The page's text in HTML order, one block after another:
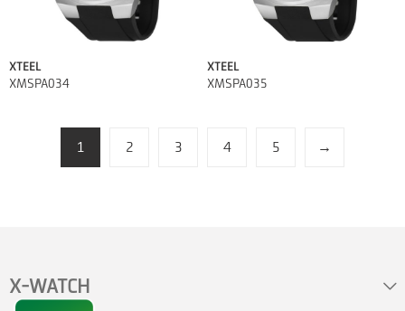
XTEEL
XMSPA034
XTEEL
XMSPA035
1 2 3 4 5 →
X-WATCH